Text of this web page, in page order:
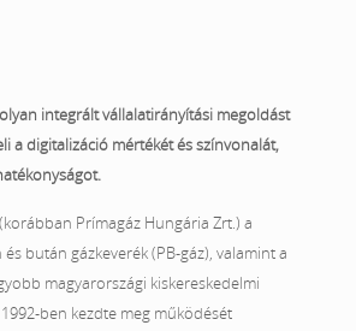
integrált vállalatirányítási megoldást
a digitalizáció mértékét és színvonalát,
Prímagáz Hungária Zrt.) a
bután gázkeverék (PB-gáz), valamint a
magyarországi kiskereskedelmi
ben kezdte meg működését